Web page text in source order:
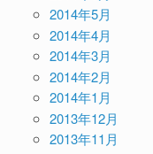
2014年5月
2014年4月
2014年3月
2014年2月
2014年1月
2013年12月
2013年11月